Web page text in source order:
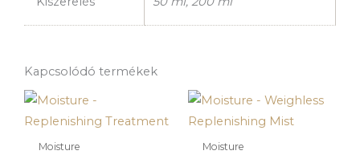
Kapcsolódó termékek
Moisture Moisture